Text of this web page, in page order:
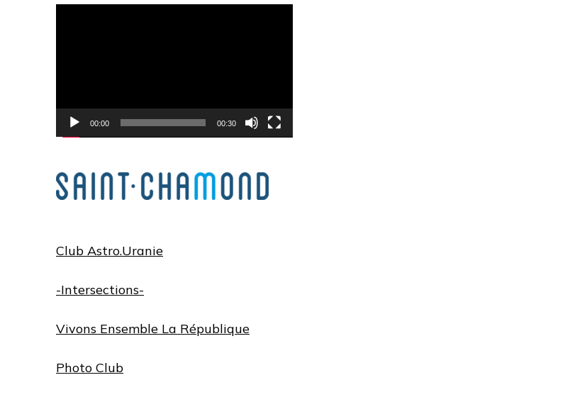
00:00 00:30
Club Astro.Uranie
-Intersections-
Vivons Ensemble La République
Photo Club